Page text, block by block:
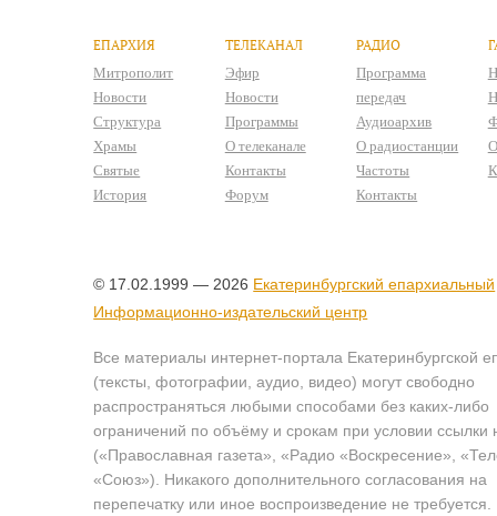
ЕПАРХИЯ
Митрополит
Новости
Структура
Храмы
Святые
История
ТЕЛЕКАНАЛ
Эфир
Новости
Программы
О телеканале
Контакты
Форум
РАДИО
Программа
передач
Аудиоархив
О радиостанции
Частоты
Контакты
© 17.02.1999 — 2026 Екатеринбургский епархиальный
Информационно-издательский центр
Все материалы интернет-портала Екатеринбургской
(тексты, фотографии, аудио, видео) могут свободно
распространяться любыми способами без каких-либо
ограничений по объёму и срокам при условии ссылки
(«Православная газета», «Радио «Воскресение»,
«Союз»). Никакого дополнительного согласования на
перепечатку или иное воспроизведение не требуется.